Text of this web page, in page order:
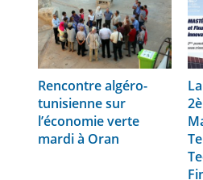
Rencontre algéro-
tunisienne sur
l’économie verte
mardi à Oran